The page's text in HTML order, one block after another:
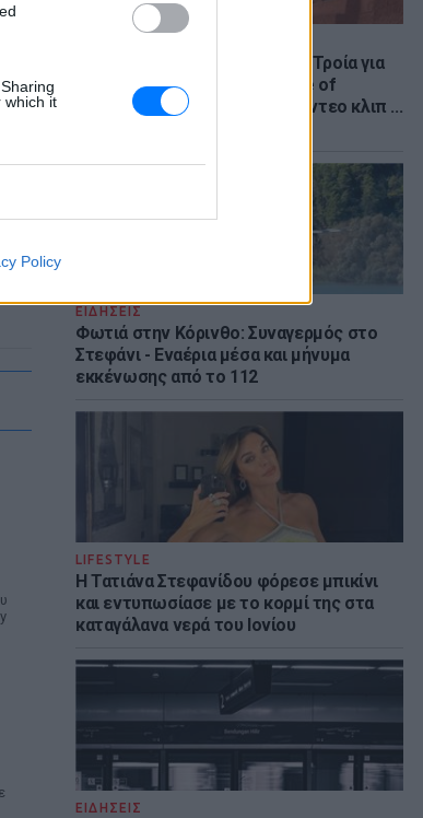
which it
Policy
Το μαροκινό χωριό που έγινε Τροία για
τον Nolan, Yunkai για το Game of
Thrones και σκηνικό για το βίντεο κλιπ ...
ΕΙΔΗΣΕΙΣ
Φωτιά στην Κόρινθο: Συναγερμός στο
Στεφάνι - Εναέρια μέσα και μήνυμα
εκκένωσης από το 112
LIFESTYLE
Η Τατιάνα Στεφανίδου φόρεσε μπικίνι
και εντυπωσίασε με το κορμί της στα
καταγάλανα νερά του Ιονίου
ΕΙΔΗΣΕΙΣ